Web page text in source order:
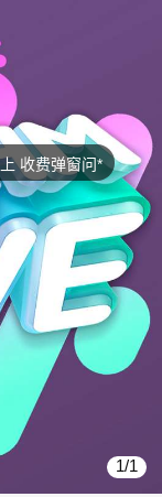
收费弹窗问*
1/1